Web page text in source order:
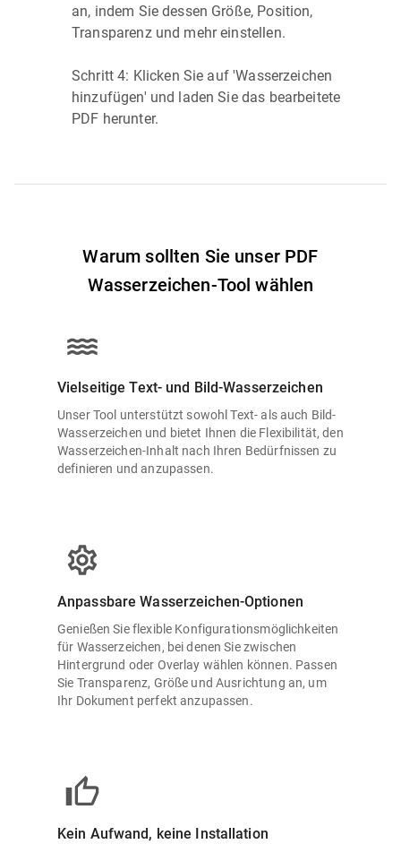
an, indem Sie dessen Größe, Position,
Transparenz und mehr einstellen.
Schritt 4: Klicken Sie auf 'Wasserzeichen
hinzufügen' und laden Sie das bearbeitete
PDF herunter.
Warum sollten Sie unser PDF
Wasserzeichen-Tool wählen
Vielseitige Text- und Bild-Wasserzeichen
Unser Tool unterstützt sowohl Text- als auch Bild-
Wasserzeichen und bietet Ihnen die Flexibilität, den
Wasserzeichen-Inhalt nach Ihren Bedürfnissen zu
definieren und anzupassen.
Anpassbare Wasserzeichen-Optionen
Genießen Sie flexible Konfigurationsmöglichkeiten
für Wasserzeichen, bei denen Sie zwischen
Hintergrund oder Overlay wählen können. Passen
Sie Transparenz, Größe und Ausrichtung an, um
Ihr Dokument perfekt anzupassen.
Kein Aufwand, keine Installation